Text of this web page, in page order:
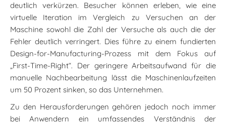
deutlich verkürzen. Besucher können erleben, wie eine
virtuelle Iteration im Vergleich zu Versuchen an der
Maschine sowohl die Zahl der Versuche als auch die der
Fehler deutlich verringert. Dies führe zu einem fundierten
Design-for-Manufacturing-Prozess mit dem Fokus auf
„First-Time-Right“. Der geringere Arbeitsaufwand für die
manuelle Nachbearbeitung lässt die Maschinenlaufzeiten
um 50 Prozent sinken, so das Unternehmen.
Zu den Herausforderungen gehören jedoch noch immer
bei Anwendern ein umfassendes Verständnis der